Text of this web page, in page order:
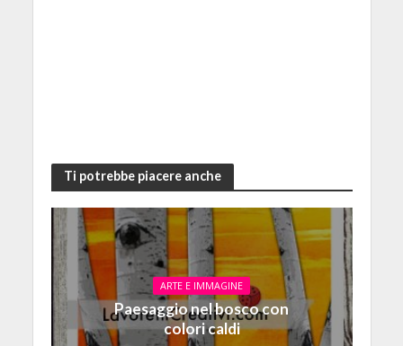
Ti potrebbe piacere anche
ARTE E IMMAGINE
Paesaggio nel bosco con
colori caldi